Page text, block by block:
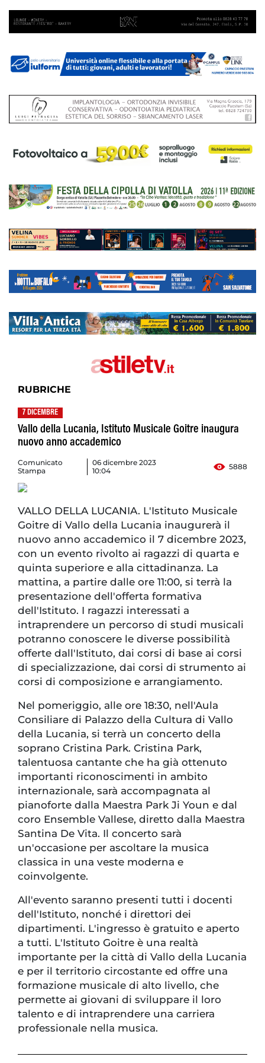
RUBRICHE
7 DICEMBRE
Vallo della Lucania, Istituto Musicale Goitre inaugura
nuovo anno accademico
Comunicato
Stampa
06 dicembre 2023
10:04
5888
VALLO DELLA LUCANIA. L'Istituto Musicale
Goitre di Vallo della Lucania inaugurerà il
nuovo anno accademico il 7 dicembre 2023,
con un evento rivolto ai ragazzi di quarta e
quinta superiore e alla cittadinanza. La
mattina, a partire dalle ore 11:00, si terrà la
presentazione dell'offerta formativa
dell'Istituto. I ragazzi interessati a
intraprendere un percorso di studi musicali
potranno conoscere le diverse possibilità
offerte dall'Istituto, dai corsi di base ai corsi
di specializzazione, dai corsi di strumento ai
corsi di composizione e arrangiamento.
Nel pomeriggio, alle ore 18:30, nell'Aula
Consiliare di Palazzo della Cultura di Vallo
della Lucania, si terrà un concerto della
soprano Cristina Park. Cristina Park,
talentuosa cantante che ha già ottenuto
importanti riconoscimenti in ambito
internazionale, sarà accompagnata al
pianoforte dalla Maestra Park Ji Youn e dal
coro Ensemble Vallese, diretto dalla Maestra
Santina De Vita. Il concerto sarà
un'occasione per ascoltare la musica
classica in una veste moderna e
coinvolgente.
All'evento saranno presenti tutti i docenti
dell'Istituto, nonché i direttori dei
dipartimenti. L'ingresso è gratuito e aperto
a tutti. L'Istituto Goitre è una realtà
importante per la città di Vallo della Lucania
e per il territorio circostante ed offre una
formazione musicale di alto livello, che
permette ai giovani di sviluppare il loro
talento e di intraprendere una carriera
professionale nella musica.